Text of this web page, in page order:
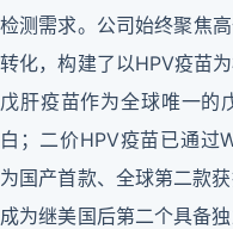
检测需求。公司始终聚焦
转化，构建了以HPV疫苗
戊肝疫苗作为全球唯一的
白；二价HPV疫苗已通过
为国产首款、全球第二款
成为继美国后第二个具备